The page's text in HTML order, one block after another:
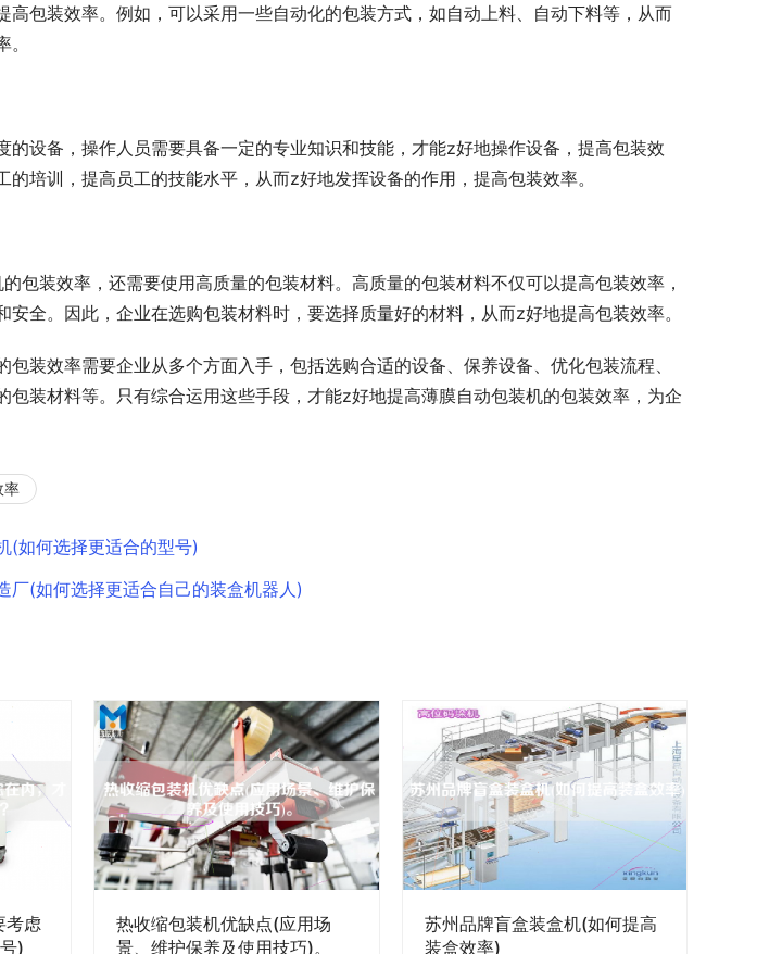
高包装效率。例如，可以采用一些自动化的包装方式，如自动上料、自动下料等，从而
的设备，操作人员需要具备一定的专业知识和技能，才能z好地操作设备，提高包装效
的培训，提高员工的技能水平，从而z好地发挥设备的作用，提高包装效率。
包装效率，还需要使用高质量的包装材料。高质量的包装材料不仅可以提高包装效率，
安全。因此，企业在选购包装材料时，要选择质量好的材料，从而z好地提高包装效率。
包装效率需要企业从多个方面入手，包括选购合适的设备、保养设备、优化包装流程、
包装材料等。只有综合运用这些手段，才能z好地提高薄膜自动包装机的包装效率，为企
率
(如何选择更适合的型号)
厂(如何选择更适合自己的装盒机器人)
考虑
)
热收缩包装机优缺点(应用场
景、维护保养及使用技巧)。
苏州品牌盲盒装盒机(如何提高
装盒效率)